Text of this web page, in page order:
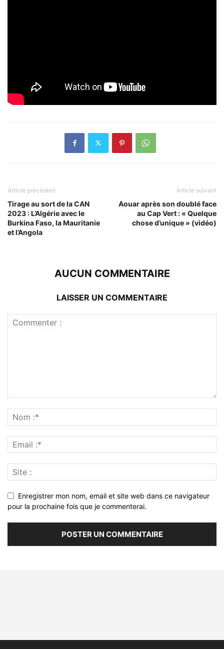
Article précédent
Tirage au sort de la CAN
2023 : L’Algérie avec le
Burkina Faso, la Mauritanie
et l’Angola
Article suivant
Aouar après son doublé face
au Cap Vert : « Quelque
chose d’unique » (vidéo)
AUCUN COMMENTAIRE
LAISSER UN COMMENTAIRE
Enregistrer mon nom, email et site web dans ce navigateur
pour la prochaine fois que je commenterai.